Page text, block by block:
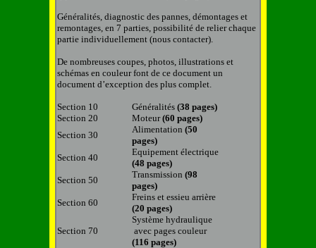
Généralités, diagnostic des pannes, démontages et
remontages, en 7 parties, possibilité de relier chaque
partie individuellement (nous contacter).
De nombreuses coupes, photos, illustrations et
schémas en couleur font de ce document un
document d’exception des plus complet.
Section 10 Généralités (38 pages)
Section 20
Moteur(60 pages)
Section 30
Alimentation (50
pages)
Section 40
Equipement électrique
(48 pages)
Section 50
Transmission (98
pages)
Section 60
Freins et essieu arrière
(20 pages)
Section 70
Système hydraulique
avec pages couleur
(116 pages)